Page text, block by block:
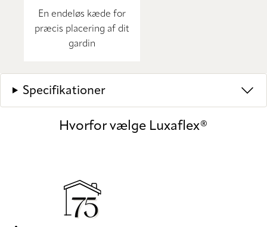
En endeløs kæde for
præcis placering af dit
gardin
Specifikationer
Hvorfor vælge Luxaflex®